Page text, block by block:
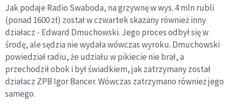
Jak podaje Radio Swaboda, na grzywnę w wys. 4 mln rubli
(ponad 1600 zł) został w czwartek skazany również inny
działacz - Edward Dmuchowski. Jego proces odbył się w
środę, ale sędzia nie wydała wówczas wyroku. Dmuchowski
powiedział radiu, że udziału w pikiecie nie brał, a
przechodził obok i był świadkiem, jak zatrzymany został
działacz ZPB Igor Bancer. Wówczas zatrzymano również jego
samego.